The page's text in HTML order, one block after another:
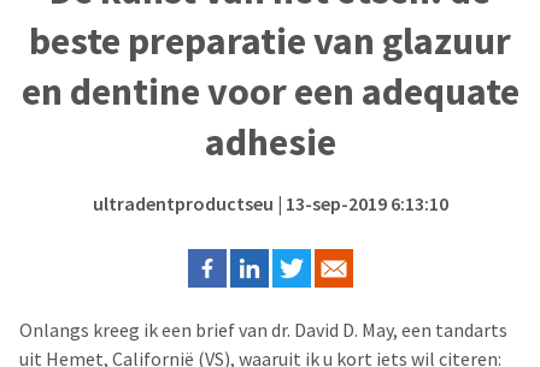
beste preparatie van glazuur
en dentine voor een adequate
adhesie
ultradentproductseu | 13-sep-2019 6:13:10
Onlangs kreeg ik een brief van dr. David D. May, een tandarts
uit Hemet, Californië (VS), waaruit ik u kort iets wil citeren: